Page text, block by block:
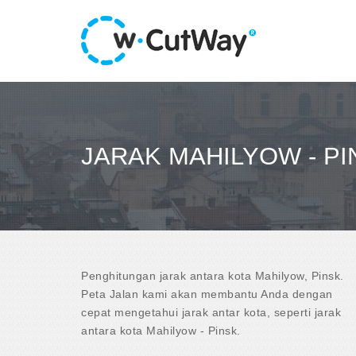
JARAK MAHILYOW -
Penghitungan jarak antara kota Mahilyow, Pinsk.
Peta Jalan kami akan membantu Anda dengan
cepat mengetahui jarak antar kota, seperti jarak
antara kota Mahilyow - Pinsk.